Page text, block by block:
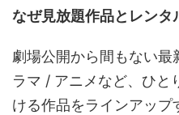
なぜ見放題作品とレンタ
劇場公開から間もない最
ラマ / アニメなど、ひと
ける作品をラインアップ